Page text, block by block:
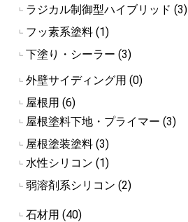
┗ ラジカル制御型ハイブリッド (3)
┗ フッ素系塗料 (1)
┗ 下塗り・シーラー (3)
┗ 外壁サイディング用 (0)
┗ 屋根用 (6)
┗ 屋根塗料下地・プライマー (3)
┗ 屋根塗装塗料 (3)
┗ 水性シリコン (1)
┗ 弱溶剤系シリコン (2)
┗ 石材用 (40)